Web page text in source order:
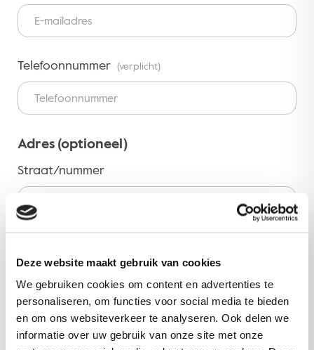
Deze website maakt gebruik van cookies
We gebruiken cookies om content en advertenties te
personaliseren, om functies voor social media te bieden
en om ons websiteverkeer te analyseren. Ook delen we
informatie over uw gebruik van onze site met onze
Telefoonnummer (verplicht)
Adres (optioneel)
Straat/nummer
Stad